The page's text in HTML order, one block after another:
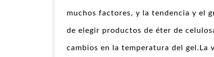
muchos factores, y la tendencia y el
de elegir productos de éter de
cambios en la temperatura del gel.La